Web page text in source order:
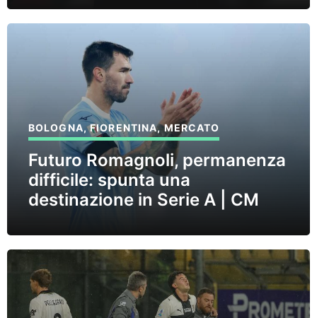
BOLOGNA,FIORENTINA,MERCATO
Futuro Romagnoli, permanenza
difficile: spunta una
destinazione in Serie A | CM